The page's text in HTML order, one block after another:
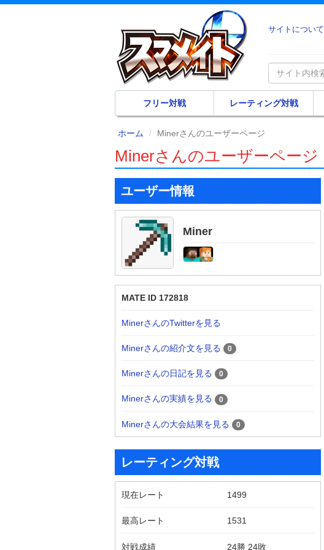
サイトについて
フリー対戦 レーティング対戦
ホーム Minerさんのユーザーページ
Minerさんのユーザーページ
ユーザー情報
Miner
MATE ID 172818
MinerさんのTwitterを見る
Minerさんの紹介文を見る 0
Minerさんの日記を見る 0
Minerさんの実績を見る 0
Minerさんの大会結果を見る 0
レーティング対戦
現在レート 1499
最高レート 1531
対戦成績 24勝 24敗